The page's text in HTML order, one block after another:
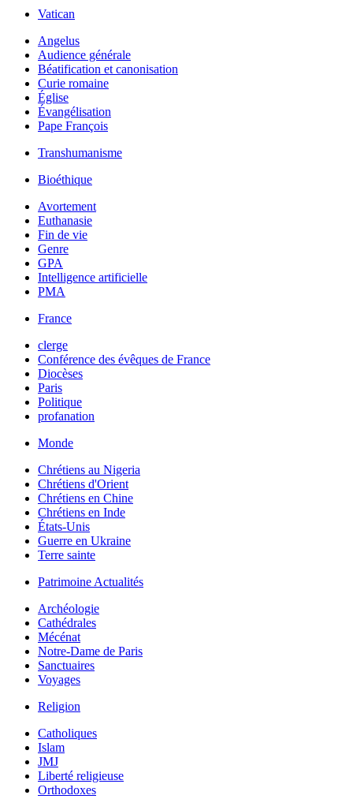
Vatican
Angelus
Audience générale
Béatification et canonisation
Curie romaine
Église
Évangélisation
Pape François
Transhumanisme
Bioéthique
Avortement
Euthanasie
Fin de vie
Genre
GPA
Intelligence artificielle
PMA
France
clerge
Conférence des évêques de France
Diocèses
Paris
Politique
profanation
Monde
Chrétiens au Nigeria
Chrétiens d'Orient
Chrétiens en Chine
Chrétiens en Inde
États-Unis
Guerre en Ukraine
Terre sainte
Patrimoine Actualités
Archéologie
Cathédrales
Mécénat
Notre-Dame de Paris
Sanctuaires
Voyages
Religion
Catholiques
Islam
JMJ
Liberté religieuse
Orthodoxes